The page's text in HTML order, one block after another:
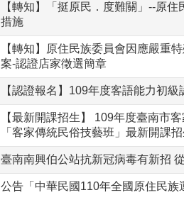
【轉知】「挺原民．度難關」--原
措施
【轉知】原住民族委員會因應嚴重
案-認證店家徵選簡章
【認證報名】109年度客語能力初級
【最新開課招生】 109年度臺南市
「客家傳統民俗技藝班」最新開課
臺南南興伯公站抗新冠病毒有新招
公告「中華民國110年全國原住民族